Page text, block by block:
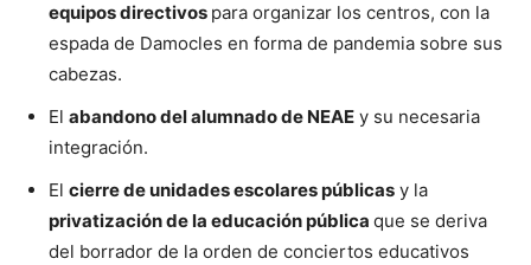
equipos directivos para organizar los centros, con la
espada de Damocles en forma de pandemia sobre sus
cabezas.
El abandono del alumnado de NEAE y su necesaria
integración.
El cierre de unidades escolares públicas y la
privatización de la educación pública que se deriva
del borrador de la orden de conciertos educativos